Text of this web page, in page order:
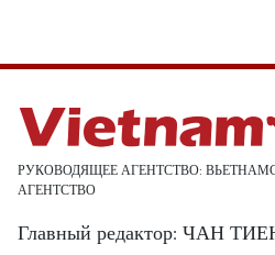
РУКОВОДЯЩЕЕ АГЕНТСТВО:
АГЕНТСТВО
Главный редактор: ЧАН